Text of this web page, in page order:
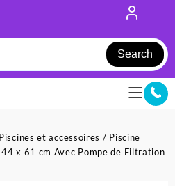
Search
Piscines et accessoires / Piscine
x 61 cm Avec Pompe de Filtration